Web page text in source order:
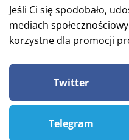
Jeśli Ci się spodobało,
mediach
korzystne dla promocji
Twitter
Telegram